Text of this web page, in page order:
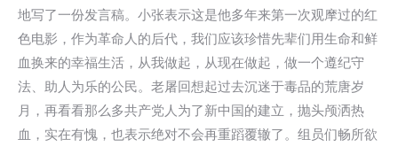
地写了一份发言稿。小张表示这是他多年来第一次观摩过的红
色电影，作为革命人的后代，我们应该珍惜先辈们用生命和鲜
血换来的幸福生活，从我做起，从现在做起，做一个遵纪守
法、助人为乐的公民。老屠回想起过去沉迷于毒品的荒唐岁
月，再看看那么多共产党人为了新中国的建立，抛头颅洒热
血，实在有愧，也表示绝对不会再重蹈覆辙了。组员们畅所欲